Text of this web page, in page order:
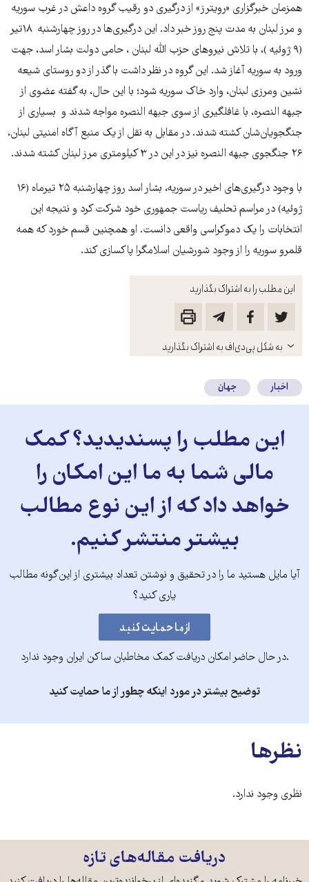
این مطلب را به اشتراک بگذارید
باز
کنید
به شکل پی‌دی‌اف به اشتراک بگذارید
همزمان خبرگزاری «رويترز» از درگیری دو رقیب گروه داعش در غرب سوريه
و مرز لبنان به مدت پنج روز خبر داد. این درگیری‌ها در روز چهارشنبه ۱۸تیر
(۹ ژوئیه )، با تلاش نيروهای حزب الله لبنان ، حامی دولت بشار اسد، جهت
ورود به سوریه آغاز شد. این گروه در نظر داشت با گذر از دو روستای شيعه
نشین ومرزی لبنان، وارد خاک سوريه شود؛ با اين حال، به گفته عضوی از
جبهه النصره، با غافلگيری از سوی جبهه النصره مواجه شدند و بسياری از
جنگجويان‌شان کشته شدند. در مقابل به نقل از يک منبع آگاه امنيتی لبنان،
۲۶ جنگجوی جبهه النصره نیز در این در ۳ کيلومتری مرز لبنان کشته شدند.
با وجود درگيری‌های اخیر در سوريه، بشار اسد روز چهارشنبه ۲۵ تيرماه (۱۶
ژوئيه) در مراسم تحليف رياست جمهوری خود شرکت کرد و نتيجه اين
انتخابات را يک دموکراسی واقعی دانست. او همچنين قسم خورد که همه
قلمرو سوريه را از وجود شورشيان اسلامگرا پاکسازی کند.
اخبار جهان
این مطلب را پسندیدید؟ کمک
مالی شما به ما این امکان را
خواهد داد که از این نوع مطالب
بیشتر منتشر کنیم.
آیا مایل هستید ما را در تحقیق و نوشتن تعداد بیشتری از این‌گونه مطالب
یاری کنید؟
.در حال حاضر امکان دریافت کمک مخاطبان ساکن ایران وجود ندارد
توضیح بیشتر در مورد اینکه چطور از ما حمایت کنید
نظرها
نظری وجود ندارد.
دریافت مقاله‌های تازه